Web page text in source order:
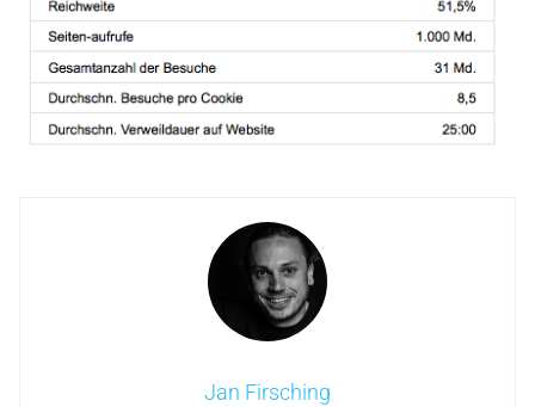
Jan Firsching